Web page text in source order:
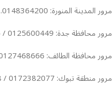
مرور المدينة المنورة: 0148364200.
مرور محافظة جدة: 0125600449 / 0126716385.
مرور محافظة الطائف: 0127468666.
مرور منطقة تبوك: 0172382077 / 0172382048.